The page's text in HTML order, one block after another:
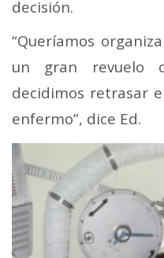
decisión.
“Queríamos
un gran revuelo
decidimos retrasar
enfermo”, dice Ed.